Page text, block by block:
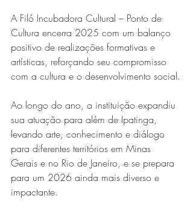
Série MPB abre temporada de
shows em Ipatinga com Flávio
Venturini
A Filó Incubadora Cultural – Ponto de
Cultura encerra 2025 com um balanço
positivo de realizações formativas e
artísticas, reforçando seu compromisso
com a cultura e o desenvolvimento social.
Ao longo do ano, a instituição expandiu
sua atuação para além de Ipatinga,
levando arte, conhecimento e diálogo
para diferentes territórios em Minas
Gerais e no Rio de Janeiro, e se prepara
para um 2026 ainda mais diverso e
impactante.